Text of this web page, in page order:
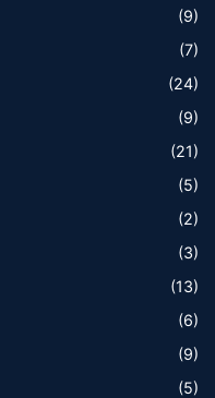
(9)
(7)
(24)
(9)
(21)
(5)
(2)
(3)
(13)
(6)
(9)
(5)